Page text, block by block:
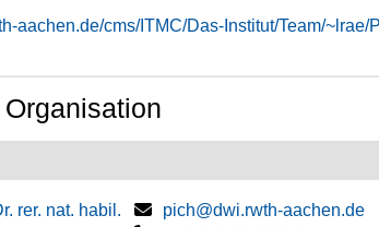
aachen.de/cms/ITMC/Das-Institut/Team/~lrae/
rer. nat. habil.
pich@dwi.rwth-aachen.de